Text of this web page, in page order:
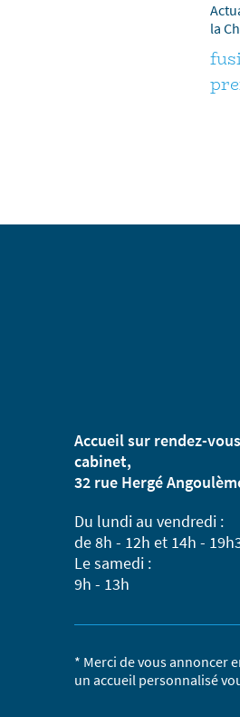
la
Accueil sur rendez-
cabinet,
32 rue Hergé
Du lundi au vendredi :
de 8h - 12h et 14h -
Le samedi :
9h - 13h
* Merci de vous annoncer
un accueil personnalisé